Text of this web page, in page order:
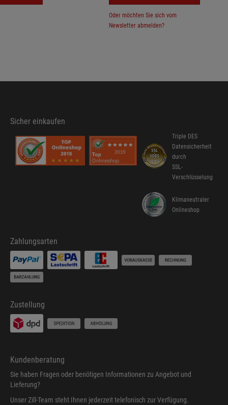
Oder möchten Sie sich vom
Newsletter abmelden?
Sicher einkaufen
Triple DES
Datensicherheit
durch
SSL-
Verschlüsselung
Klimaneutraler
Onlineshop
Zahlungsarten
Zustellung
Kundenberatung
Sie haben Fragen oder benötigen Informationen zu Angebot und
Lieferung?
Unser Zill-Team steht Ihnen jederzeit telefonisch zur Verfügung.